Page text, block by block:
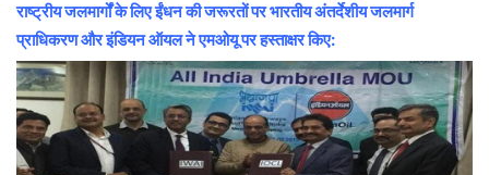
राष्ट्रीय जलमार्गों के लिए ईंधन की जरूरतों पर भारतीय अंतर्देशीय जलमार्ग
प्राधिकरण और इंडियन ऑयल ने एमओयू पर हस्ताक्षर किए: